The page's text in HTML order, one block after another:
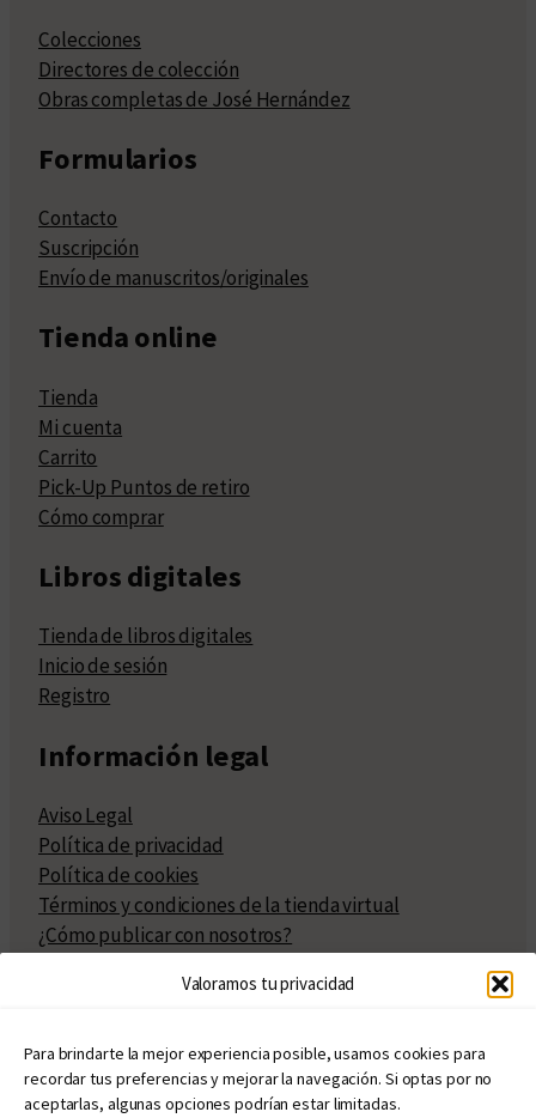
Valoramos tu privacidad
Para brindarte la mejor experiencia posible, usamos cookies para
recordar tus preferencias y mejorar la navegación. Si optas por no
aceptarlas, algunas opciones podrían estar limitadas.
Colecciones
Directores de colección
Obras completas de José Hernández
Formularios
Contacto
Suscripción
Envío de manuscritos/originales
Tienda online
Tienda
Mi cuenta
Carrito
Pick-Up Puntos de retiro
Cómo comprar
Libros digitales
Tienda de libros digitales
Inicio de sesión
Registro
Información legal
Aviso Legal
Política de privacidad
Política de cookies
Términos y condiciones de la tienda virtual
¿Cómo publicar con nosotros?
Políticas de publicación
Políticas de coedición
Atribuciones